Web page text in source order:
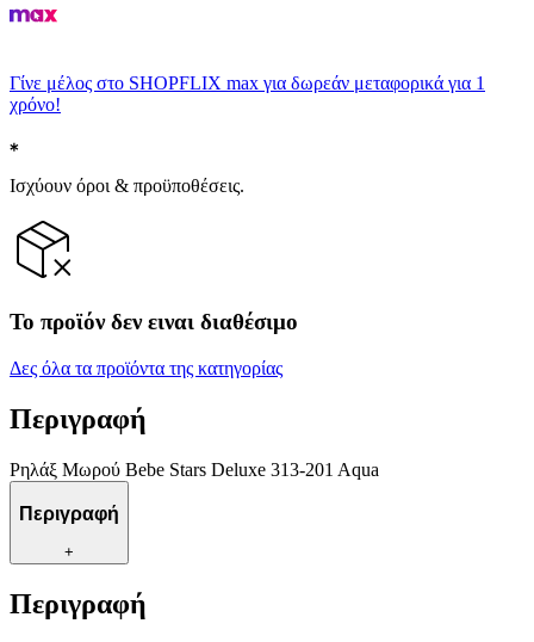
Γίνε μέλος στο SHOPFLIX max για δωρεάν μεταφορικά για 1
χρόνο!
Ισχύουν όροι & προϋποθέσεις.
Το προϊόν δεν ειναι διαθέσιμο
Δες όλα τα προϊόντα της κατηγορίας
Περιγραφή
Ρηλάξ Μωρού Bebe Stars Deluxe 313-201 Aqua
Περιγραφή
+
Περιγραφή